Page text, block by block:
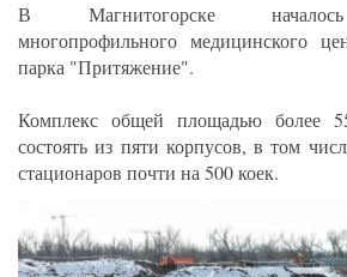
В Магнитогорске началось
многопрофильного медицинского
парка "Притяжение".
Комплекс общей площадью более
состоять из пяти корпусов, в том
стационаров почти на 500 коек.